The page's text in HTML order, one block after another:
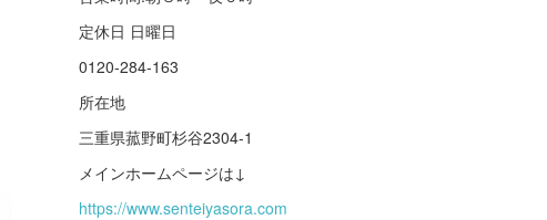
定休日 日曜日
0120-284-163
所在地
三重県菰野町杉谷2304-1
メインホームページは↓
https://www.senteiyasora.com